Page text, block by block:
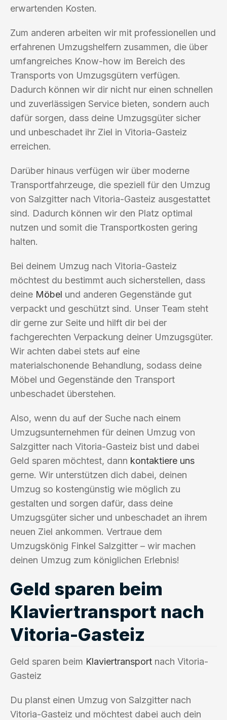
erwartenden Kosten.
Zum anderen arbeiten wir mit professionellen und
erfahrenen Umzugshelfern zusammen, die über
umfangreiches Know-how im Bereich des
Transports von Umzugsgütern verfügen.
Dadurch können wir dir nicht nur einen schnellen
und zuverlässigen Service bieten, sondern auch
dafür sorgen, dass deine Umzugsgüter sicher
und unbeschadet ihr Ziel in Vitoria-Gasteiz
erreichen.
Darüber hinaus verfügen wir über moderne
Transportfahrzeuge, die speziell für den Umzug
von Salzgitter nach Vitoria-Gasteiz ausgestattet
sind. Dadurch können wir den Platz optimal
nutzen und somit die Transportkosten gering
halten.
Bei deinem Umzug nach Vitoria-Gasteiz
möchtest du bestimmt auch sicherstellen, dass
deine Möbel und anderen Gegenstände gut
verpackt und geschützt sind. Unser Team steht
dir gerne zur Seite und hilft dir bei der
fachgerechten Verpackung deiner Umzugsgüter.
Wir achten dabei stets auf eine
materialschonende Behandlung, sodass deine
Möbel und Gegenstände den Transport
unbeschadet überstehen.
Also, wenn du auf der Suche nach einem
Umzugsunternehmen für deinen Umzug von
Salzgitter nach Vitoria-Gasteiz bist und dabei
Geld sparen möchtest, dann kontaktiere uns
gerne. Wir unterstützen dich dabei, deinen
Umzug so kostengünstig wie möglich zu
gestalten und sorgen dafür, dass deine
Umzugsgüter sicher und unbeschadet an ihrem
neuen Ziel ankommen. Vertraue dem
Umzugskönig Finkel Salzgitter – wir machen
deinen Umzug zum königlichen Erlebnis!
Geld sparen beim
Klaviertransport nach
Vitoria-Gasteiz
Geld sparen beim Klaviertransport nach Vitoria-
Gasteiz
Du planst einen Umzug von Salzgitter nach
Vitoria-Gasteiz und möchtest dabei auch dein